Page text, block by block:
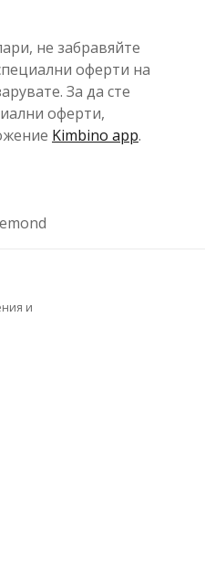
не забравяйте
оферти на
За да сте
оферти,
Kimbino app.
и